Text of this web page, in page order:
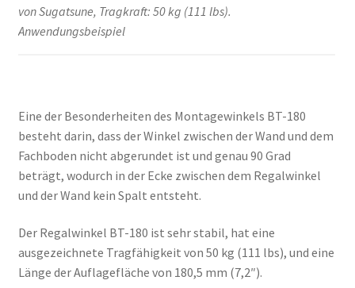
von Sugatsune, Tragkraft: 50 kg (111 lbs).
Anwendungsbeispiel
Eine der Besonderheiten des Montagewinkels BT-180
besteht darin, dass der Winkel zwischen der Wand und dem
Fachboden nicht abgerundet ist und genau 90 Grad
beträgt, wodurch in der Ecke zwischen dem Regalwinkel
und der Wand kein Spalt entsteht.
Der Regalwinkel BT-180 ist sehr stabil, hat eine
ausgezeichnete Tragfähigkeit von 50 kg (111 lbs), und eine
Länge der Auflagefläche von 180,5 mm (7,2″).